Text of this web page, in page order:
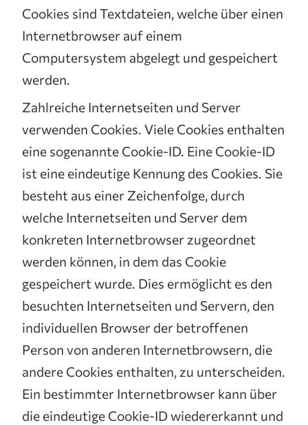
Cookies sind Textdateien, welche über einen
Internetbrowser auf einem
Computersystem abgelegt und gespeichert
werden.
Zahlreiche Internetseiten und Server
verwenden Cookies. Viele Cookies enthalten
eine sogenannte Cookie-ID. Eine Cookie-ID
ist eine eindeutige Kennung des Cookies. Sie
besteht aus einer Zeichenfolge, durch
welche Internetseiten und Server dem
konkreten Internetbrowser zugeordnet
werden können, in dem das Cookie
gespeichert wurde. Dies ermöglicht es den
besuchten Internetseiten und Servern, den
individuellen Browser der betroffenen
Person von anderen Internetbrowsern, die
andere Cookies enthalten, zu unterscheiden.
Ein bestimmter Internetbrowser kann über
die eindeutige Cookie-ID wiedererkannt und